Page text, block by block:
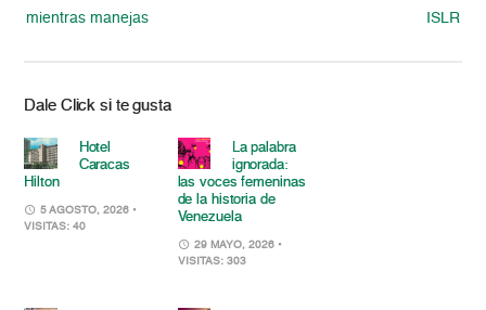
mientras manejas
ISLR
Dale Click si te gusta
Hotel
Caracas
Hilton
5 AGOSTO, 2026 •
VISITAS: 40
La palabra
ignorada:
las voces femeninas
de la historia de
Venezuela
29 MAYO, 2026 •
VISITAS: 303